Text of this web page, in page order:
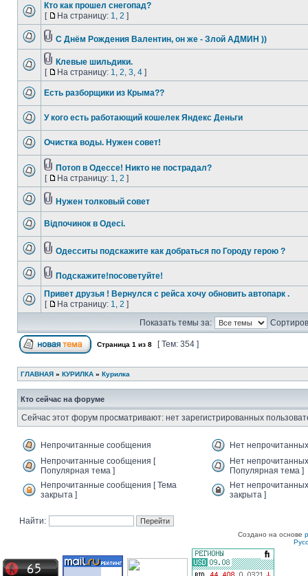
Кто как прошел снегопад?
[
На страницу: 1, 2 ]
С Днём Рождения Валентин, он же - Злой АДМИН ))
Клевые шильдики.
[
На страницу: 1, 2, 3, 4 ]
Есть разборщики из Крыма??
У кого есть работающий кошелек Яндекс Деньги
Очистка воды. Нужен совет!
Потоп в Одессе! Никто не пострадал?
[
На страницу: 1, 2 ]
Нужен толковый совет
Відпочинок в Одесі.
Одесситы подскажите как добраться по Городу герою ?
Подскажите!посоветуйте!
Привет друзья ! Вернулся с рейса хочу обновить автопарк .
[
На страницу: 1, 2 ]
Показать темы за:
Страница 1 из 8 [ Тем: 354 ]
ГЛАВНАЯ » КУРИЛКА » Курилка
Кто сейчас на форуме
Сейчас этот форум просматривают: нет зарегистрированных
Непрочитанные сообщения
Нет
Непрочитанные сообщения [
Популярная тема ]
Нет
Популярная тема ]
Непрочитанные сообщения [ Тема
закрыта ]
Нет
закрыта ]
Найти:
Создано на основе